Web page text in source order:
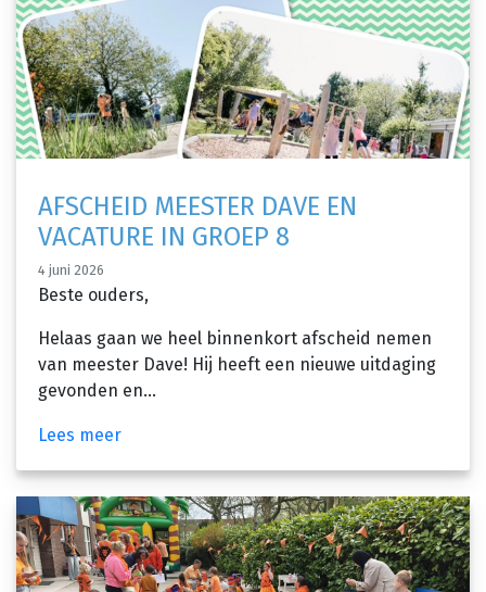
AFSCHEID MEESTER DAVE EN
VACATURE IN GROEP 8
4 juni 2026
Beste ouders,
Helaas gaan we heel binnenkort afscheid nemen
van meester Dave! Hij heeft een nieuwe uitdaging
gevonden en...
Lees meer